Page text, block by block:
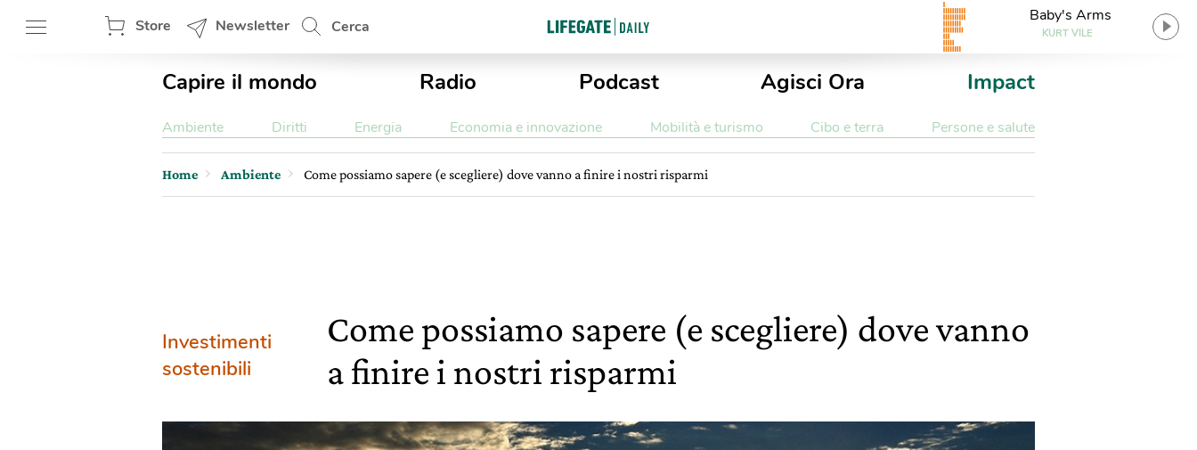
Store Newsletter Cerca
Baby's Arms
KURT VILE
Capire il mondo Radio Podcast Agisci Ora Impact
Ambiente Diritti Energia Economia e innovazione Mobilità e turismo Cibo e terra Persone e salute
Home Ambiente Come possiamo sapere (e scegliere) dove vanno a finire i nostri risparmi
Investimenti
sostenibili
Come possiamo sapere (e scegliere) dove vanno
a finire i nostri risparmi